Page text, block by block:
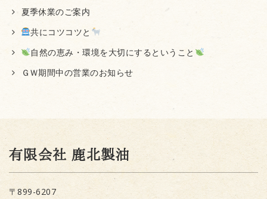
夏季休業のご案内
共にコツコツと
自然の恵み・環境を大切にするということ
ＧＷ期間中の営業のお知らせ
有限会社 鹿北製油
〒899-6207